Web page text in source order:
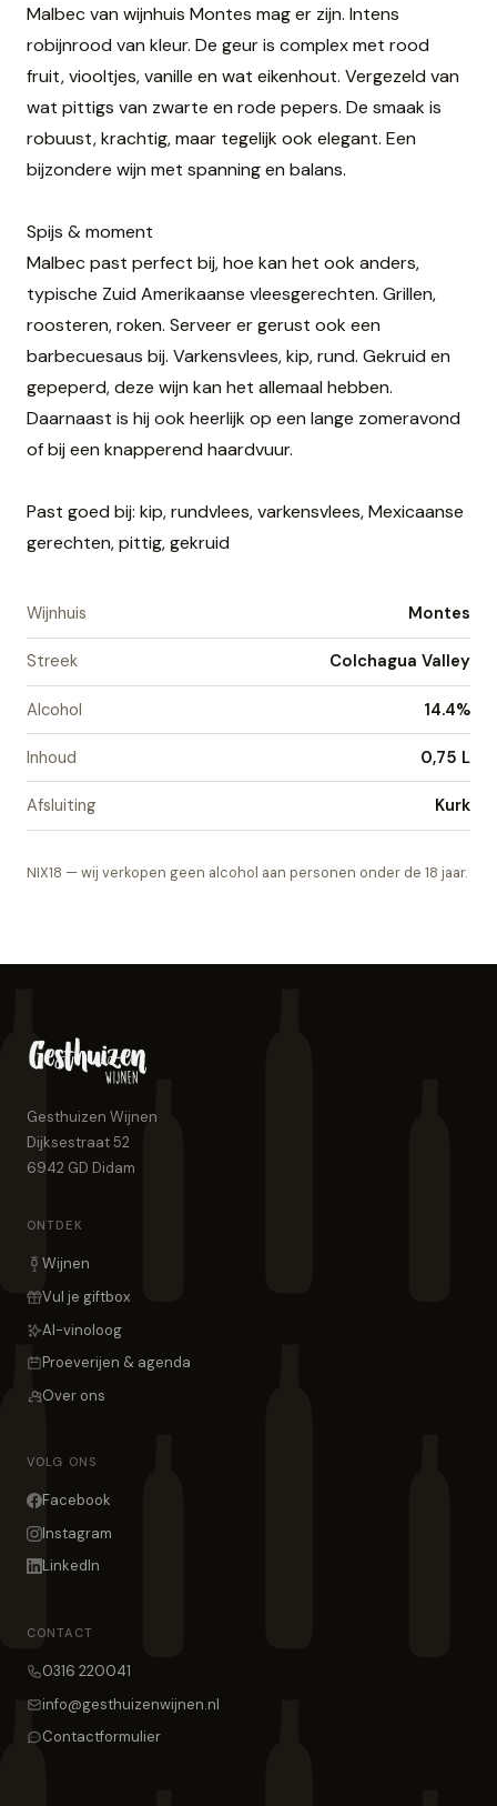
Malbec van wijnhuis Montes mag er zijn. Intens
robijnrood van kleur. De geur is complex met rood
fruit, viooltjes, vanille en wat eikenhout. Vergezeld van
wat pittigs van zwarte en rode pepers. De smaak is
robuust, krachtig, maar tegelijk ook elegant. Een
bijzondere wijn met spanning en balans.
Spijs & moment
Malbec past perfect bij, hoe kan het ook anders,
typische Zuid Amerikaanse vleesgerechten. Grillen,
roosteren, roken. Serveer er gerust ook een
barbecuesaus bij. Varkensvlees, kip, rund. Gekruid en
gepeperd, deze wijn kan het allemaal hebben.
Daarnaast is hij ook heerlijk op een lange zomeravond
of bij een knapperend haardvuur.
Past goed bij: kip, rundvlees, varkensvlees, Mexicaanse
gerechten, pittig, gekruid
Wijnhuis Montes
Streek Colchagua Valley
Alcohol 14.4%
Inhoud 0,75 L
Afsluiting Kurk
NIX18 — wij verkopen geen alcohol aan personen onder de 18 jaar.
Gesthuizen Wijnen
Dijksestraat 52
6942 GD Didam
ONTDEK
Wijnen
Vul je giftbox
AI-vinoloog
Proeverijen & agenda
Over ons
VOLG ONS
Facebook
Instagram
LinkedIn
CONTACT
0316 220041
info@gesthuizenwijnen.nl
Contactformulier